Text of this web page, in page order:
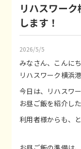
リハスワー
します！
2026/5/5
みなさん、こんに
リハスワーク横浜港
今日は、リハスワ
お昼ご飯を紹介し
利用者様からも、